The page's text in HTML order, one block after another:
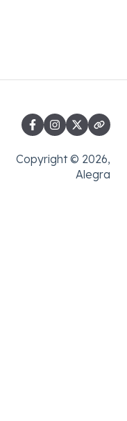
Copyright © 2026,
Alegra